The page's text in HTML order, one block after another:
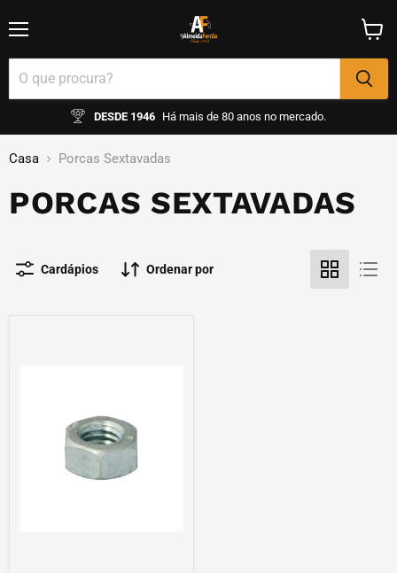
DESDE 1946 Há mais de 80 anos no mercado.
Casa Porcas Sextavadas
PORCAS SEXTAVADAS
Cardápios Ordenar por